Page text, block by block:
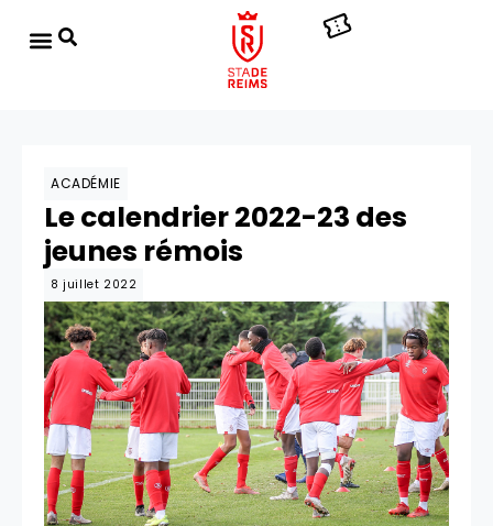
ACADÉMIE
Le calendrier 2022-23 des
jeunes rémois
8 juillet 2022